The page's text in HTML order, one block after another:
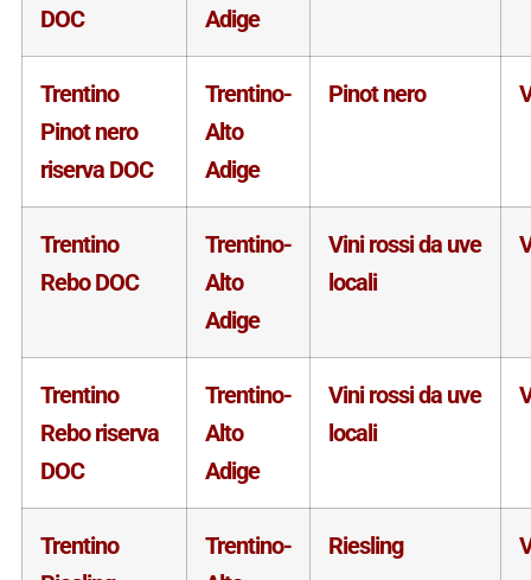
DOC
Adige
Trentino
Pinot nero
riserva DOC
Trentino-
Alto
Adige
Pinot nero
Trentino
Rebo DOC
Trentino-
Alto
Adige
Vini rossi da uve
locali
Trentino
Rebo riserva
DOC
Trentino-
Alto
Adige
Vini rossi da uve
locali
Trentino
Trentino-
Riesling